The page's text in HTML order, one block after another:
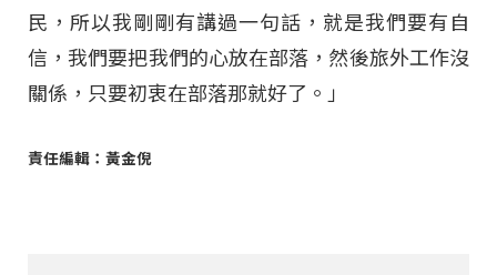
民，所以我剛剛有講過一句話，就是我們要有自
信，我們要把我們的心放在部落，然後旅外工作沒
關係，只要初衷在部落那就好了。」
責任編輯：黃金倪